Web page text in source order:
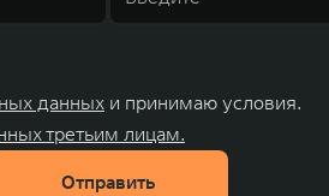
данных и принимаю условия.
третьим лицам.
Отправить